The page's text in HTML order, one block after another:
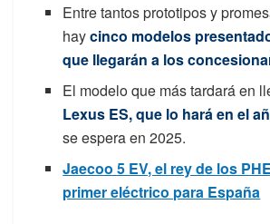
Entre tantos prototipos y
haycinco modelos
que llegarán a los
El modelo que más tardará en
Lexus ES, que lo hará en el
se espera en 2025.
Jaecoo 5 EV, el rey de los
primer eléctrico para España